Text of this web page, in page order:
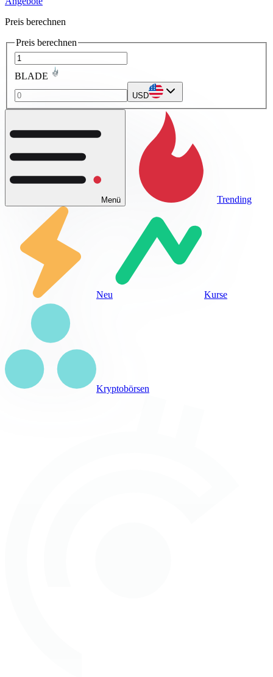
Preis berechnen
Preis berechnen
BLADE
USD
Menü Trending
Neu Kurse
Kryptobörsen